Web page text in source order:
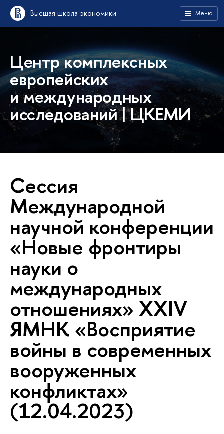
Высшая школа экономики Меню
Центр комплексных
европейских
и международных
исследований | ЦКЕМИ
Сессия
Международной
научной конференции
«Новые фронтиры
науки о
международных
отношениях» XXIV
ЯМНК «Восприятие
войны в современных
вооруженных
конфликтах»
(12.04.2023)